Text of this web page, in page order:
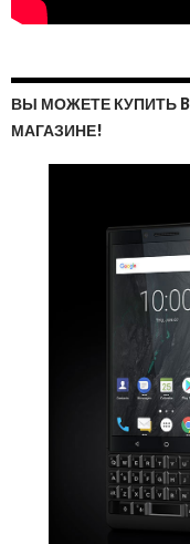
ВЫ МОЖЕТЕ КУПИТЬ
МАГАЗИНЕ!